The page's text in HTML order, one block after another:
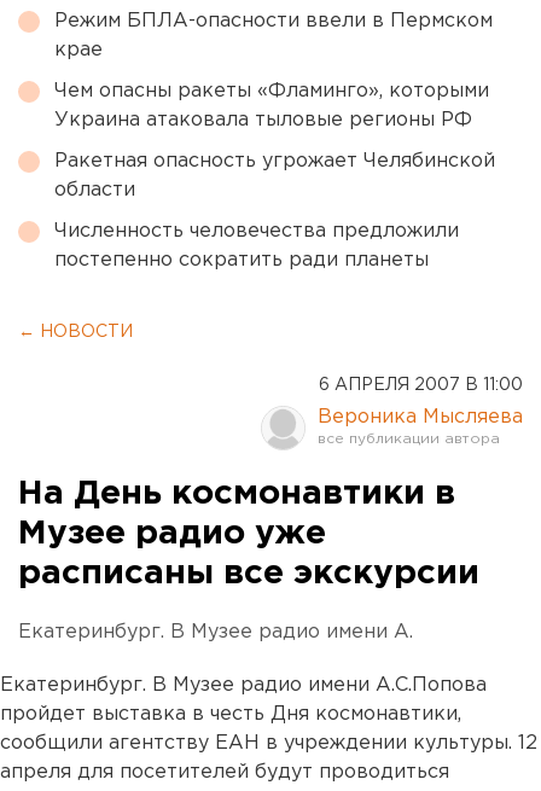
Режим БПЛА-опасности ввели в Пермском
крае
Чем опасны ракеты «Фламинго», которыми
Украина атаковала тыловые регионы РФ
Ракетная опасность угрожает Челябинской
области
Численность человечества предложили
постепенно сократить ради планеты
← НОВОСТИ
6 АПРЕЛЯ 2007 В 11:00
Вероника Мысляева
На День космонавтики в
Музее радио уже
расписаны все экскурсии
Екатеринбург. В Музее радио имени А.
Екатеринбург. В Музее радио имени А.С.Попова
пройдет выставка в честь Дня космонавтики,
сообщили агентству ЕАН в учреждении культуры. 12
апреля для посетителей будут проводиться